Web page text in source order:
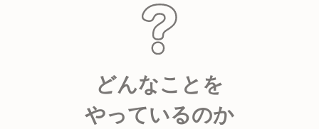
どんなことを
やっているのか